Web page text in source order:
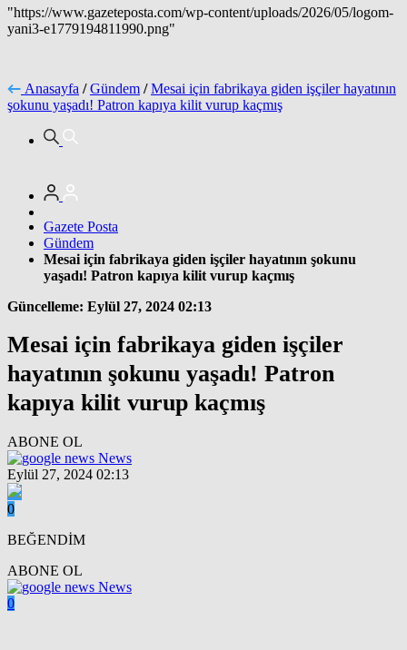
"https://www.gazeteposta.com/wp-content/uploads/2026/05/logom-
yani3-e1779194811990.png"
Anasayfa / Gündem / Mesai için fabrikaya giden işçiler hayatının
şokunu yaşadı! Patron kapıya kilit vurup kaçmış
Gazete Posta
Gündem
Mesai için fabrikaya giden işçiler hayatının şokunu
yaşadı! Patron kapıya kilit vurup kaçmış
Güncelleme: Eylül 27, 2024 02:13
Mesai için fabrikaya giden işçiler
hayatının şokunu yaşadı! Patron
kapıya kilit vurup kaçmış
ABONE OL
News
Eylül 27, 2024 02:13
0
BEĞENDİM
ABONE OL
News
0